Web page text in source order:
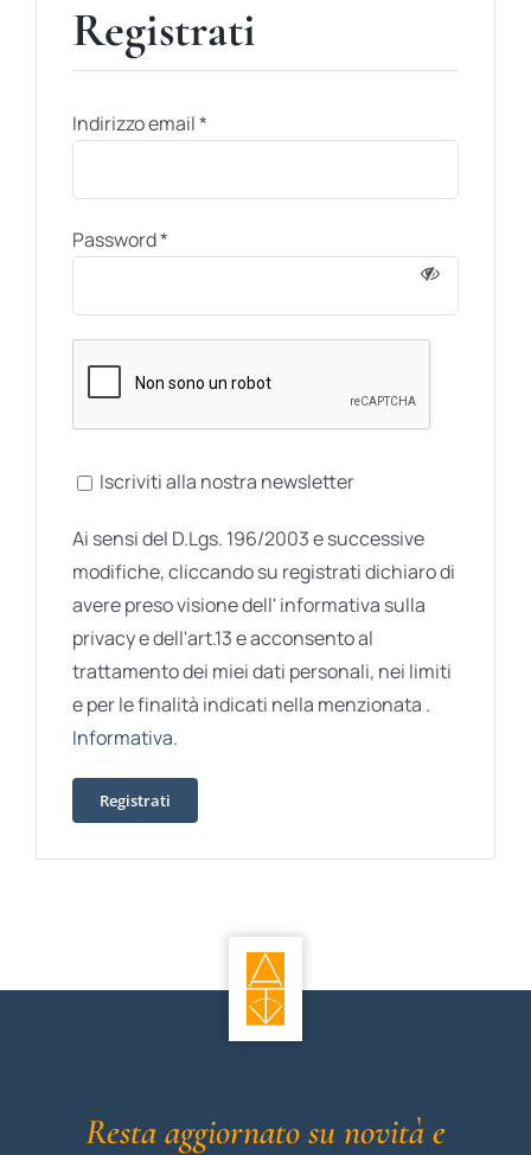
Registrati
Indirizzo email*
Password*
Iscriviti alla nostra newsletter
Ai sensi del D.Lgs. 196/2003 e successive
modifiche, cliccando su registrati dichiaro di
avere preso visione dell' informativa sulla
privacy e dell'art.13 e acconsento al
trattamento dei miei dati personali, nei limiti
e per le finalità indicati nella menzionata .
Informativa.
Registrati
Resta aggiornato su novità e